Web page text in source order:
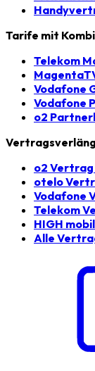
Tarife mit
Telekom
Vodafone
Vodafone
o2
o2
otelo
Vodafone
Telekom
HIGH
Alle